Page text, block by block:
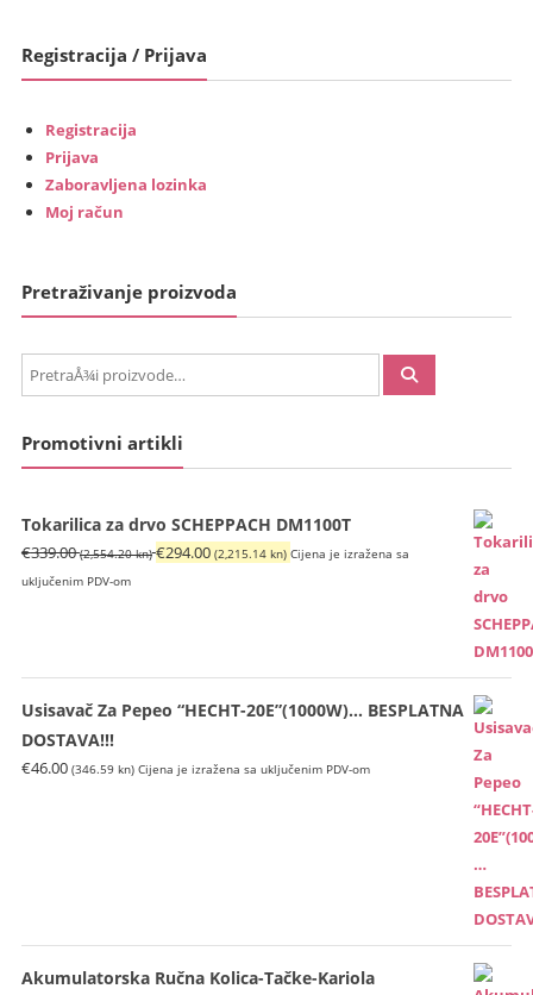
Registracija / Prijava
Registracija
Prijava
Zaboravljena lozinka
Moj račun
Pretraživanje proizvoda
PretraÅ¾i:
Promotivni artikli
Tokarilica za drvo SCHEPPACH DM1100T
€339.00 (2,554.20 kn)Izvorna
kn).
€294.00 (2,215.14 kn) Trenutna
Cijena je izražena sa
uključenim PDV-om
Usisavač Za Pepeo “HECHT-20E”(1000W)… BESPLATNA
DOSTAVA!!!
€46.00 (346.59 kn) Cijena je izražena sa uključenim PDV-om
Akumulatorska Ručna Kolica-Tačke-Kariola